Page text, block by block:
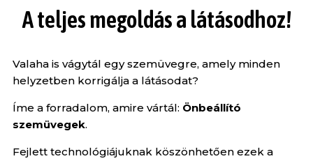
A teljes megoldás a látásodhoz!
Valaha is vágytál egy szemüvegre, amely minden
helyzetben korrigálja a látásodat?
Íme a forradalom, amire vártál: Önbeállító
szemüvegek.
Fejlett technológiájuknak köszönhetően ezek a